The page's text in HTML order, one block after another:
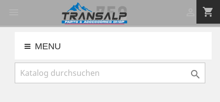
shopping_cart
MENU
